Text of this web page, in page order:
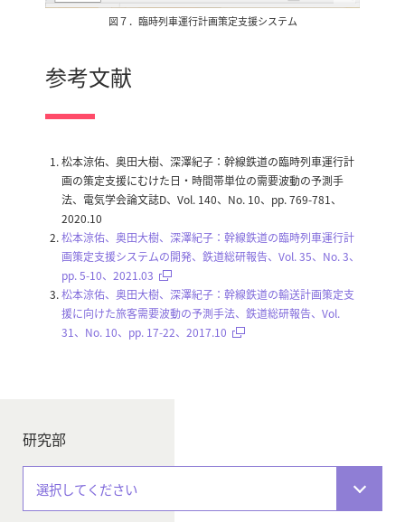
図７．臨時列車運行計画策定支援システム
参考文献
松本涼佑、奥田大樹、深澤紀子：幹線鉄道の臨時列車運行計
画の策定支援にむけた日・時間帯単位の需要波動の予測手
法、電気学会論文誌D、Vol. 140、No. 10、pp. 769-781、
2020.10
松本涼佑、奥田大樹、深澤紀子：幹線鉄道の臨時列車運行計
画策定支援システムの開発、鉄道総研報告、Vol. 35、No. 3、
pp. 5-10、2021.03
松本涼佑、奥田大樹、深澤紀子：幹線鉄道の輸送計画策定支
援に向けた旅客需要波動の予測手法、鉄道総研報告、Vol.
31、No. 10、pp. 17-22、2017.10
研究部
選択してください